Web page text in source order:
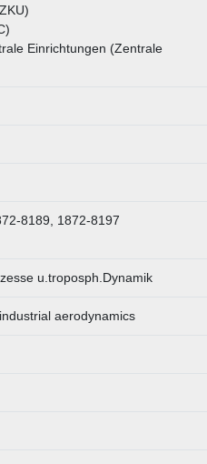
Einrichtungen (Zentrale
8189, 1872-8197
u.troposph.Dynamik
aerodynamics